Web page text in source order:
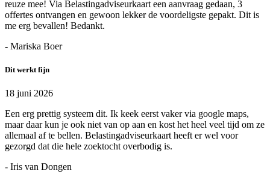
reuze mee! Via Belastingadviseurkaart een aanvraag gedaan, 3
offertes ontvangen en gewoon lekker de voordeligste gepakt. Dit is
me erg bevallen! Bedankt.
- Mariska Boer
Dit werkt fijn
18 juni 2026
Een erg prettig systeem dit. Ik keek eerst vaker via google maps,
maar daar kun je ook niet van op aan en kost het heel veel tijd om ze
allemaal af te bellen. Belastingadviseurkaart heeft er wel voor
gezorgd dat die hele zoektocht overbodig is.
- Iris van Dongen